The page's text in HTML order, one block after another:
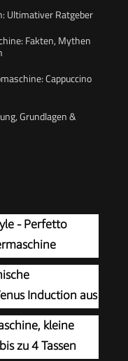
Ultimativer Ratgeber
Fakten, Mythen
Cappuccino
Grundlagen &
- Perfetto
Tasten,
Espresso und
15cm breit,
Induction aus
alle Arten von
Silber
kleine
zu 4 Tassen